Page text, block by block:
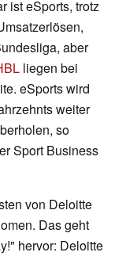
ist eSports, trotz
aber
liegen bei
eSports wird
weiter
so
Sport Business
von Deloitte
Das geht
hervor: Deloitte